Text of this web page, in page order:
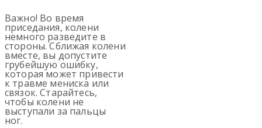
Важно! Во время
приседания, колени
немного разведите в
стороны. Сближая колени
вместе, вы допустите
грубейшую ошибку,
которая может привести
к травме мениска или
связок. Старайтесь,
чтобы колени не
выступали за пальцы
ног.